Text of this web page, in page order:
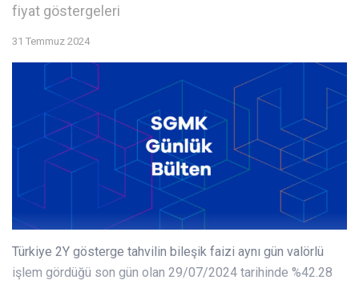
fiyat göstergeleri
31 Temmuz 2024
Türkiye 2Y gösterge tahvilin bileşik faizi aynı gün valörlü
işlem gördüğü son gün olan 29/07/2024 tarihinde %42.28